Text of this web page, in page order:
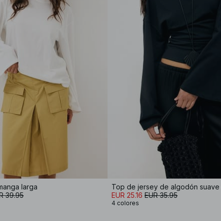
larga
39.95
EUR 25.16 EUR 35.95
4 colores